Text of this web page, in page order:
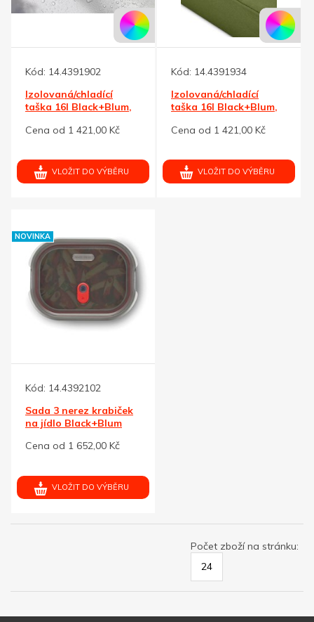
Kód: 14.4391902
Izolovaná/chladící
taška 16l Black+Blum,
Cena od 1 421,00 Kč
VLOŽIT DO VÝBĚRU
Kód: 14.4391934
Izolovaná/chladící
taška 16l Black+Blum,
Cena od 1 421,00 Kč
VLOŽIT DO VÝBĚRU
NOVINKA
Kód: 14.4392102
Sada 3 nerez krabiček
na jídlo Black+Blum
Cena od 1 652,00 Kč
VLOŽIT DO VÝBĚRU
Počet zboží na stránku:
24